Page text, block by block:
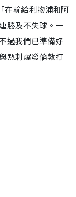
在輸給利物浦和阿
勝及不失球。一
過我們已準備好
熱刺爆發倫敦打